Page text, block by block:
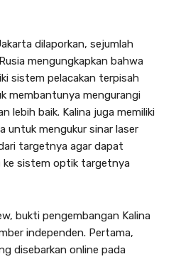
dilaporkan, sejumlah
mengungkapkan bahwa
sistem pelacakan terpisah
membantunya mengurangi
lebih baik. Kalina juga memiliki
untuk mengukur sinar laser
targetnya agar dapat
ke sistem optik targetnya
bukti pengembangan Kalina
independen. Pertama,
disebarkan online pada